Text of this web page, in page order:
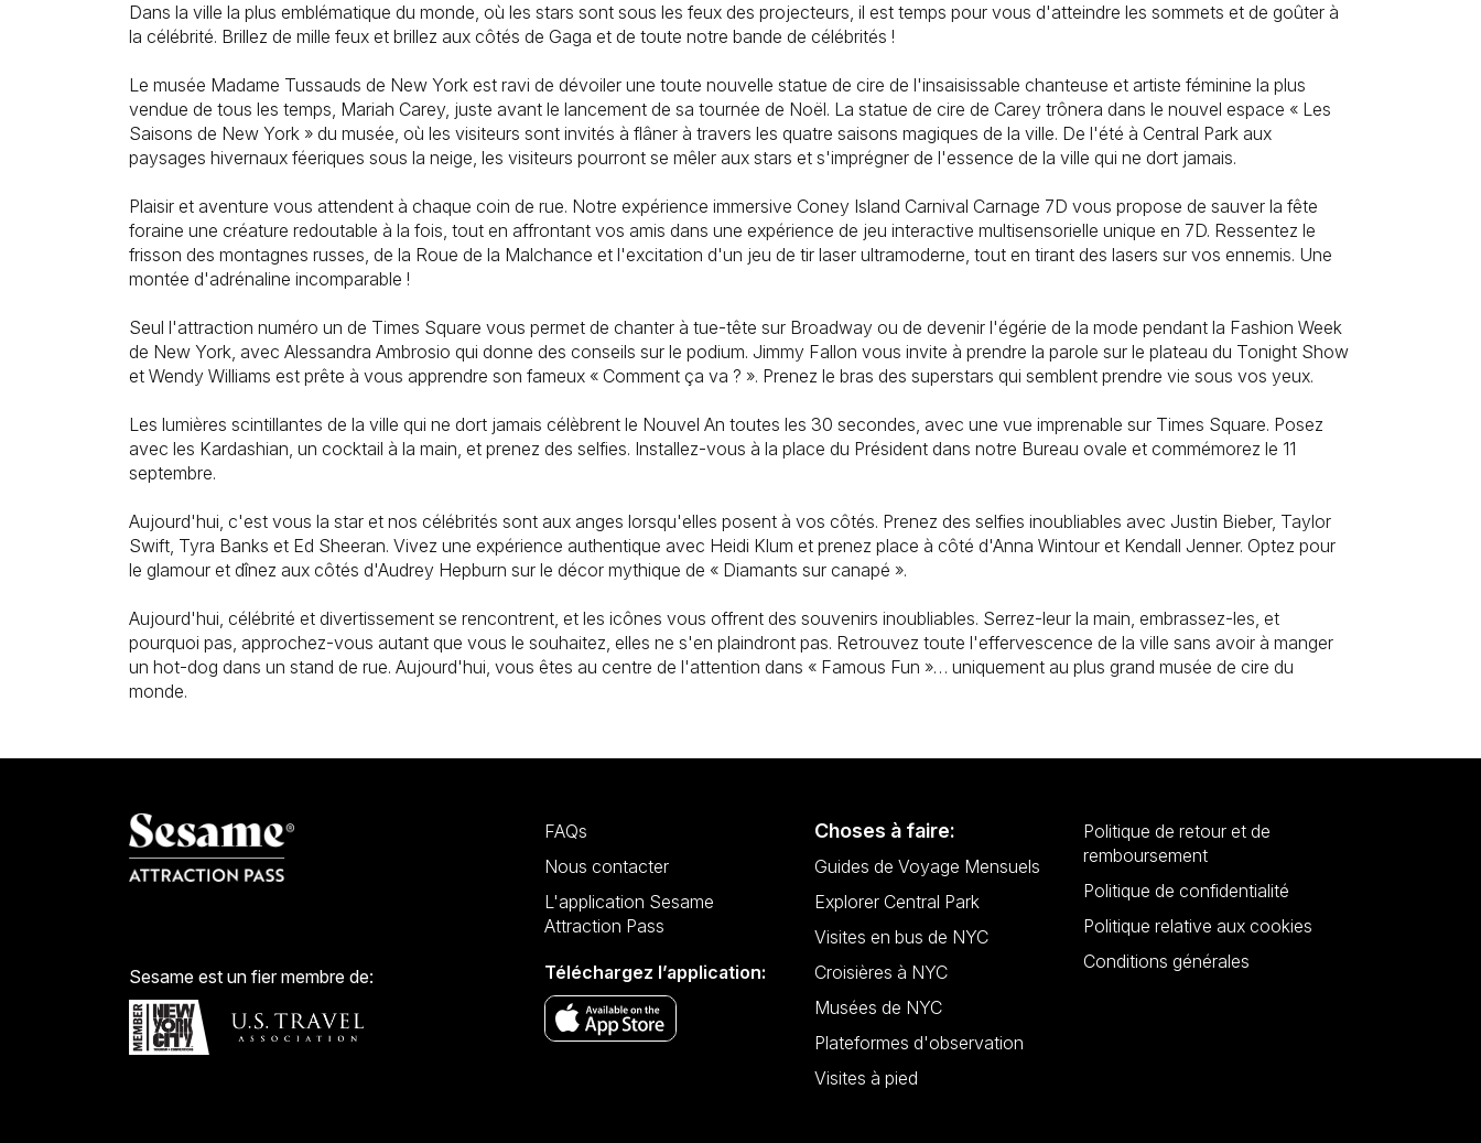
Dans la ville la plus emblématique du monde, où les stars sont sous les feux des projecteurs, il est temps pour vous d'atteindre les sommets et de goûter à
la célébrité. Brillez de mille feux et brillez aux côtés de Gaga et de toute notre bande de célébrités !
Le musée Madame Tussauds de New York est ravi de dévoiler une toute nouvelle statue de cire de l'insaisissable chanteuse et artiste féminine la plus
vendue de tous les temps, Mariah Carey, juste avant le lancement de sa tournée de Noël. La statue de cire de Carey trônera dans le nouvel espace « Les
Saisons de New York » du musée, où les visiteurs sont invités à flâner à travers les quatre saisons magiques de la ville. De l'été à Central Park aux
paysages hivernaux féeriques sous la neige, les visiteurs pourront se mêler aux stars et s'imprégner de l'essence de la ville qui ne dort jamais.
Plaisir et aventure vous attendent à chaque coin de rue. Notre expérience immersive Coney Island Carnival Carnage 7D vous propose de sauver la fête
foraine une créature redoutable à la fois, tout en affrontant vos amis dans une expérience de jeu interactive multisensorielle unique en 7D. Ressentez le
frisson des montagnes russes, de la Roue de la Malchance et l'excitation d'un jeu de tir laser ultramoderne, tout en tirant des lasers sur vos ennemis. Une
montée d'adrénaline incomparable !
Seul l'attraction numéro un de Times Square vous permet de chanter à tue-tête sur Broadway ou de devenir l'égérie de la mode pendant la Fashion Week
de New York, avec Alessandra Ambrosio qui donne des conseils sur le podium. Jimmy Fallon vous invite à prendre la parole sur le plateau du Tonight Show
et Wendy Williams est prête à vous apprendre son fameux « Comment ça va ? ». Prenez le bras des superstars qui semblent prendre vie sous vos yeux.
Les lumières scintillantes de la ville qui ne dort jamais célèbrent le Nouvel An toutes les 30 secondes, avec une vue imprenable sur Times Square. Posez
avec les Kardashian, un cocktail à la main, et prenez des selfies. Installez-vous à la place du Président dans notre Bureau ovale et commémorez le 11
septembre.
Aujourd'hui, c'est vous la star et nos célébrités sont aux anges lorsqu'elles posent à vos côtés. Prenez des selfies inoubliables avec Justin Bieber, Taylor
Swift, Tyra Banks et Ed Sheeran. Vivez une expérience authentique avec Heidi Klum et prenez place à côté d'Anna Wintour et Kendall Jenner. Optez pour
le glamour et dînez aux côtés d'Audrey Hepburn sur le décor mythique de « Diamants sur canapé ».
Aujourd'hui, célébrité et divertissement se rencontrent, et les icônes vous offrent des souvenirs inoubliables. Serrez-leur la main, embrassez-les, et
pourquoi pas, approchez-vous autant que vous le souhaitez, elles ne s'en plaindront pas. Retrouvez toute l'effervescence de la ville sans avoir à manger
un hot-dog dans un stand de rue. Aujourd'hui, vous êtes au centre de l'attention dans « Famous Fun »… uniquement au plus grand musée de cire du
monde.
Sesame est un fier membre de:
FAQs
Nous contacter
L'application Sesame
Attraction Pass
Téléchargez l’application:
Choses à faire:
Guides de Voyage Mensuels
Explorer Central Park
Visites en bus de NYC
Croisières à NYC
Musées de NYC
Plateformes d'observation
Visites à pied
Politique de retour et de
remboursement
Politique de confidentialité
Politique relative aux cookies
Conditions générales